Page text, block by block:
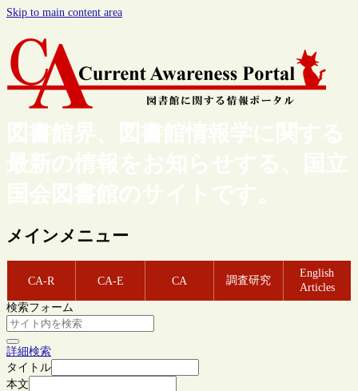
Skip to main content area
図書館界、図書館情報学に関する
最新の情報をお知らせする、国立
国会図書館のサイトです。
メインメニュー
CA-R CA-E CA 調査研究
English
Articles
検索フォーム
詳細検索
タイトル
本文